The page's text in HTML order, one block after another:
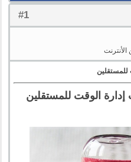
#
1
للمستقلين
إدارة الوقت للمستقلين